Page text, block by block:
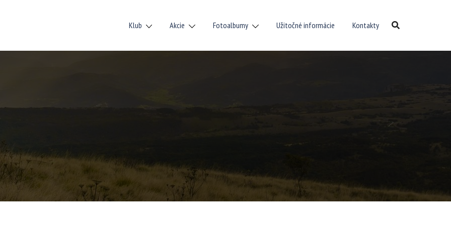
Klub Akcie Fotoalbumy Užitočné informácie Kontakty